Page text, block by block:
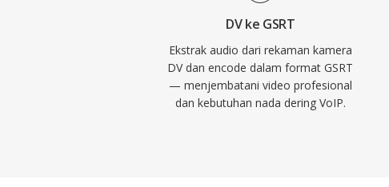
DV ke GSRT
Ekstrak audio dari rekaman kamera
DV dan encode dalam format GSRT
— menjembatani video profesional
dan kebutuhan nada dering VoIP.